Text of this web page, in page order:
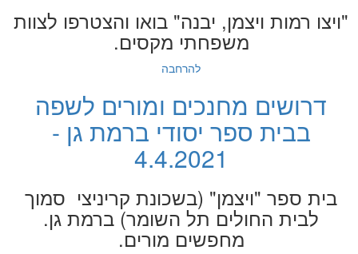
"ויצו רמות ויצמן, יבנה" בואו והצטרפו לצוות
משפחתי מקסים.
להרחבה
דרושים מחנכים ומורים לשפה
בבית ספר יסודי ברמת גן -
4.4.2021
בית ספר "ויצמן" (בשכונת קריניצי סמוך
לבית החולים תל השומר) ברמת גן.
מחפשים מורים.